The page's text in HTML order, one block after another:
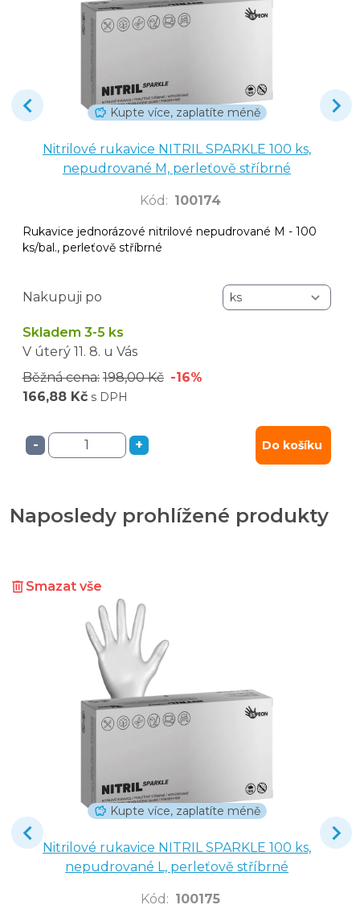
Kupte více, zaplatíte méně
Nitrilové rukavice NITRIL SPARKLE 100 ks,
nepudrované M, perleťově stříbrné
Kód : 100174
Rukavice jednorázové nitrilové nepudrované M - 100
ks/bal., perleťově stříbrné
Nakupuji po
Skladem 3-5 ks
V úterý 11. 8. u Vás
Běžná cena: 198,00 Kč -16%
166,88 Kč s DPH
- + Do košíku
Naposledy prohlížené produkty
Smazat vše
Kupte více, zaplatíte méně
Nitrilové rukavice NITRIL SPARKLE 100 ks,
nepudrované L, perleťově stříbrné
Kód : 100175